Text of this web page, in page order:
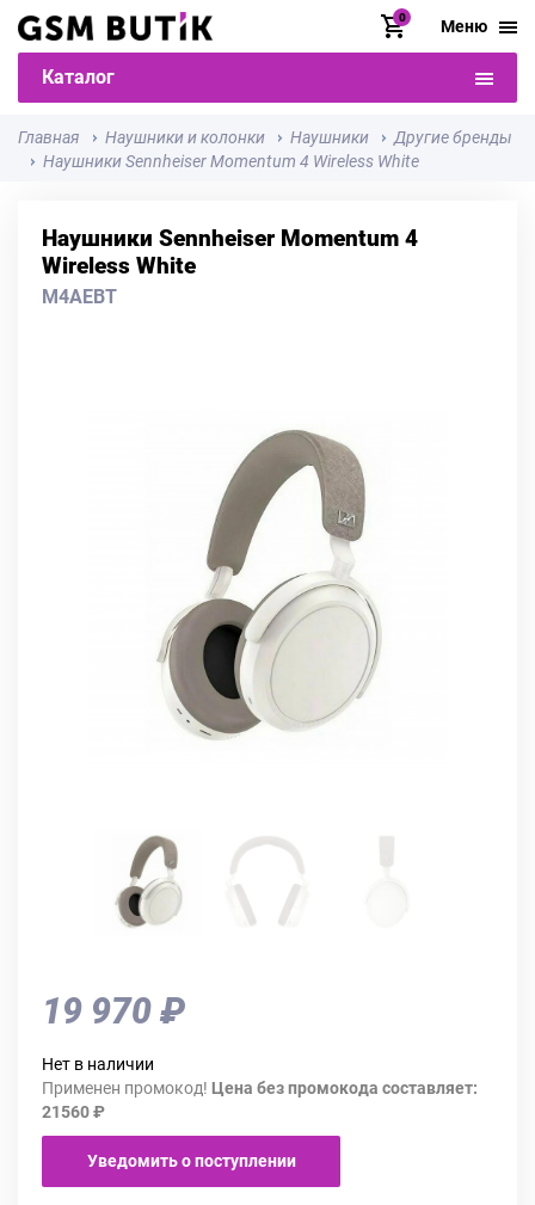
0 Меню
Каталог
Главная Наушники и колонки Наушники
Другие бренды
Наушники Sennheiser Momentum 4 Wireless White
Наушники Sennheiser Momentum 4
Wireless White
M4AEBT
19 970 ₽
Нет в наличии
Применен промокод! Цена без промокода составляет:
21560 ₽
Уведомить о поступлении